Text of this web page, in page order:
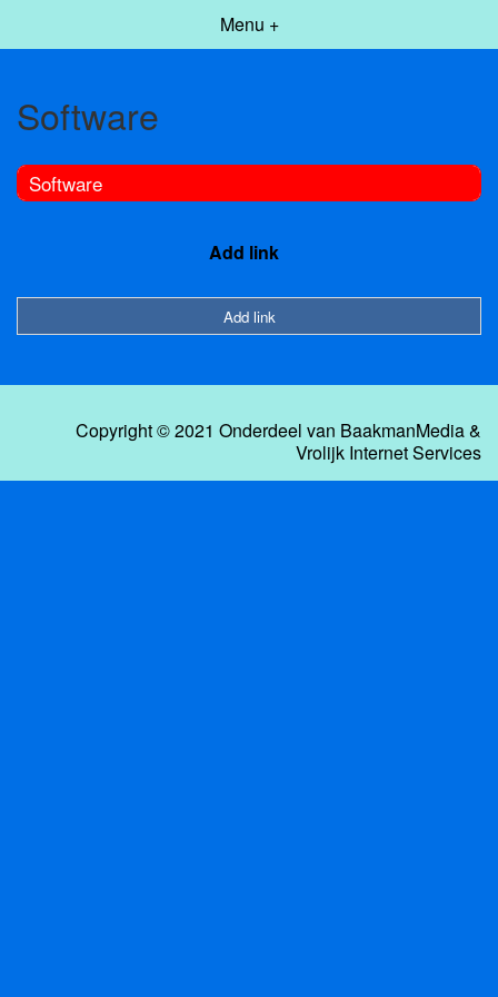
Menu +
Software
Software
Add link
Add link
Copyright © 2021 Onderdeel van BaakmanMedia&
Vrolijk Internet Services